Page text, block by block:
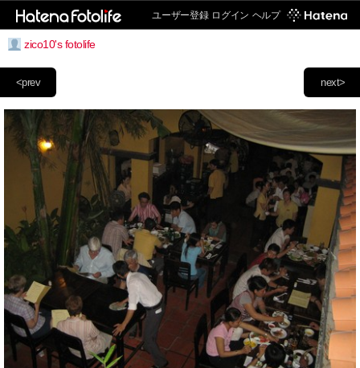
ユーザー登録 ログイン ヘルプ
zico10's fotolife
next>
<prev